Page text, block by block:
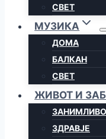
СВЕТ
МУЗИКА
ДОМА
БАЛКАН
СВЕТ
ЖИВОТ И
ЗДРАВЈЕ